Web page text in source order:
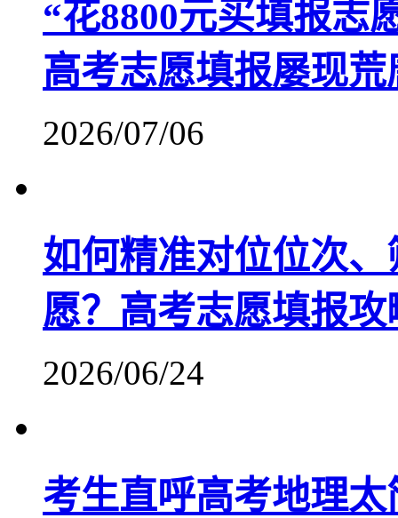
“花8800元买填报志
高考志愿填报屡现荒
2026/07/06
如何精准对位位次
愿？高考志愿填报攻
2026/06/24
考生直呼高考地理